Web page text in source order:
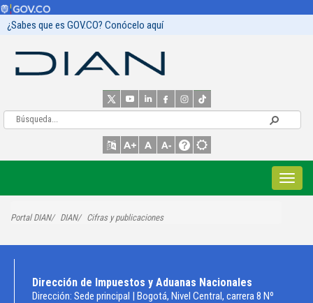
¿Sabes que es GOV.CO? Conócelo aquí
Portal DIAN DIAN Cifras y publicaciones
Dirección de Impuestos y Aduanas Nacionales
Dirección: Sede principal | Bogotá, Nivel Central, carrera 8 Nº